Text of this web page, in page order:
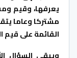
يعرفها، وقيم
مشتركا وعاما
القائمة على قيم
ويبقى السؤال